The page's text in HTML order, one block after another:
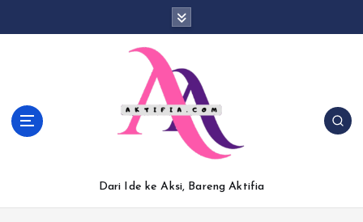
Dari Ide ke Aksi, Bareng Aktifia